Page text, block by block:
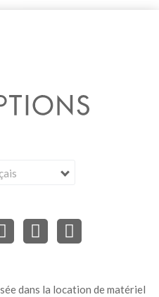
dans la location de matériel